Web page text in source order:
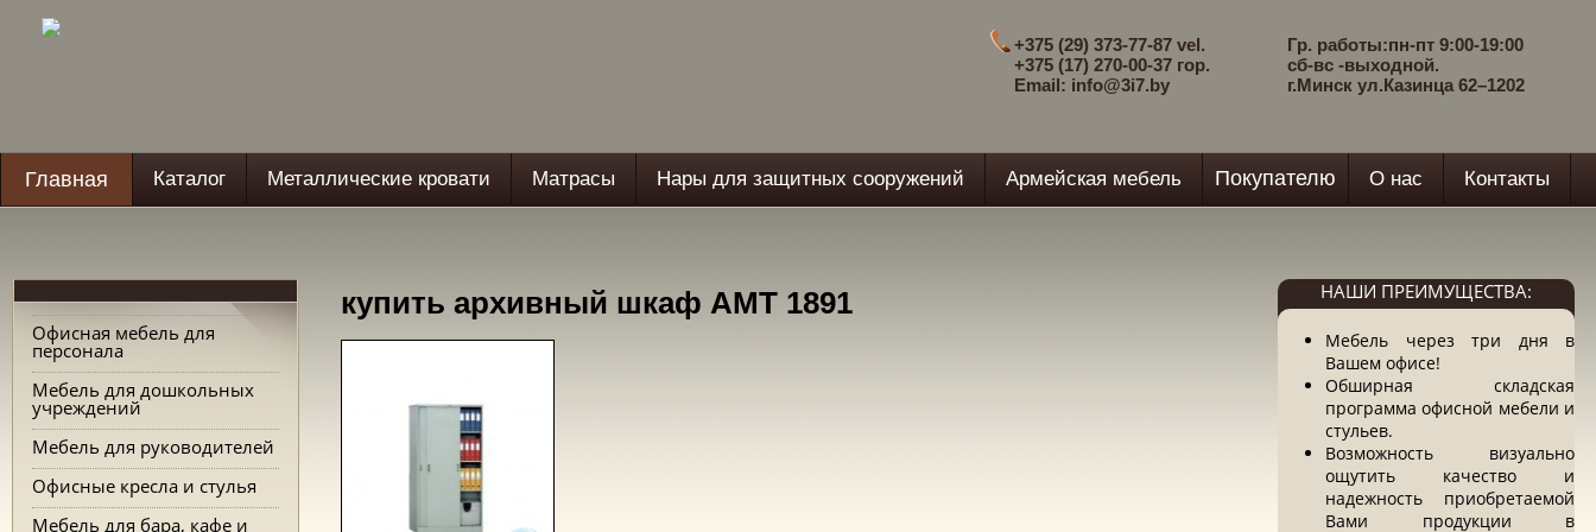
Гр. работы:пн-пт 9:00-19:00
сб-вс -выходной.
г.Минск ул.Казинца 62–1202
+375 (29) 373-77-87 vel.
+375 (17) 270-00-37 гор.
Email: info@3i7.by
Главная Каталог Металлические кровати Матрасы Нары для защитных сооружений Армейская мебель Покупателю О нас Контакты
Офисная мебель для
персонала
Мебель для дошкольных
учреждений
Мебель для руководителей
Офисные кресла и стулья
Мебель для бара, кафе и
купить архивный шкаф AMT 1891 НАШИ ПРЕИМУЩЕСТВА:
Мебель через три дня в
Вашем офисе!
Обширная складская
программа офисной мебели и
стульев.
Возможность визуально
ощутить качество и
надежность приобретаемой
Вами продукции в